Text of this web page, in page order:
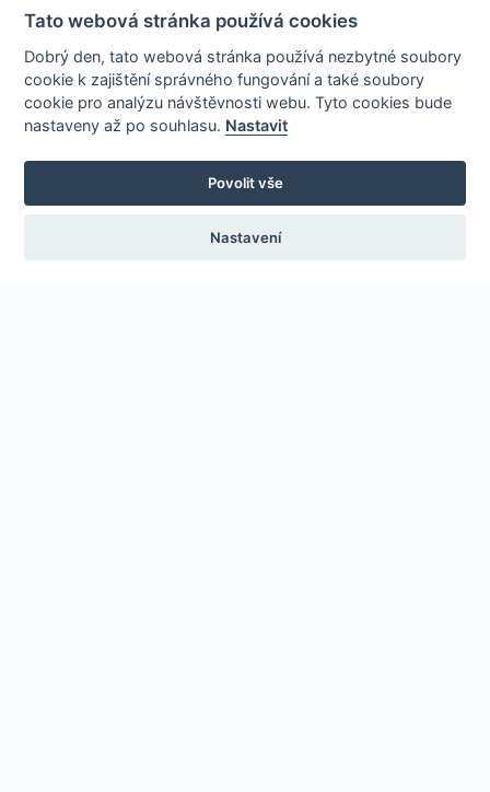
Tato webová stránka používá cookies
Dobrý den, tato webová stránka používá nezbytné soubory
cookie k zajištění správného fungování a také soubory
cookie pro analýzu návštěvnosti webu. Tyto cookies bude
nastaveny až po souhlasu. Nastavit
Povolit vše
Nastavení